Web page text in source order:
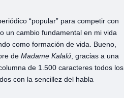
“popular” para competir con
un cambio fundamental en mi vida
como formación de vida. Bueno,
de Madame Kalalú , gracias a una
de 1.500 caracteres todos los
con la sencillez del habla